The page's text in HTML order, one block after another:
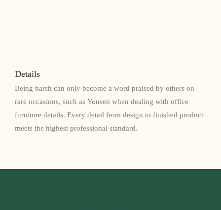
Details
Being harsh can only become a word praised by others on
rare occasions, such as Yousen when dealing with office
furniture details. Every detail from design to finished product
meets the highest professional standard.